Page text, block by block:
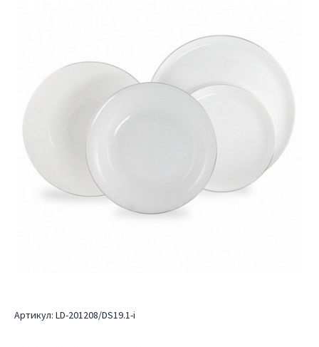
Артикул: LD-201208/DS19.1-i